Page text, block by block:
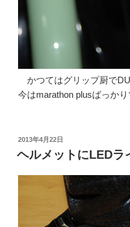
かつてはグリップ厨で
今はmarathon plusばっかり
投
2013年4月22日
ヘルメットにLEDラ